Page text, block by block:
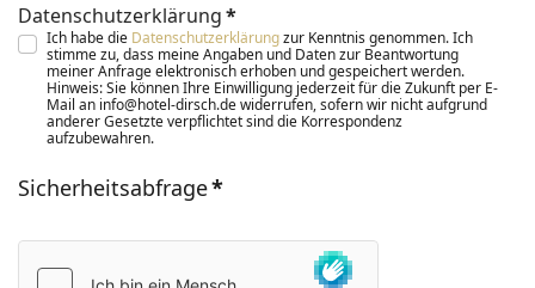
Datenschutzerklärung*
Ich habe die Datenschutzerklärungzur Kenntnis genommen. Ich
stimme zu, dass meine Angaben und Daten zur Beantwortung
meiner Anfrage elektronisch erhoben und gespeichert werden.
Hinweis: Sie können Ihre Einwilligung jederzeit für die Zukunft per E-
Mail an info@hotel-dirsch.de widerrufen, sofern wir nicht aufgrund
anderer Gesetzte verpflichtet sind die Korrespondenz
aufzubewahren.
Sicherheitsabfrage*